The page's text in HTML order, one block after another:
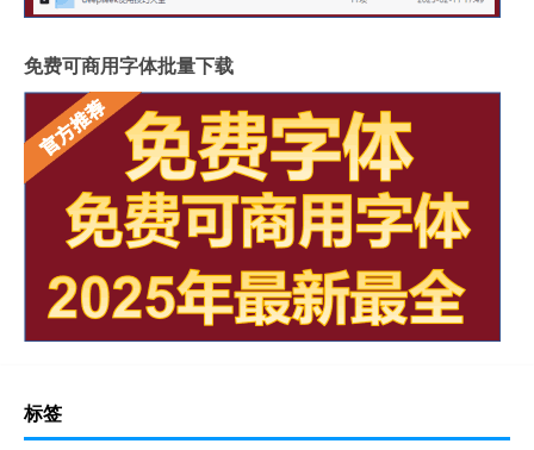
免费可商用字体批量下载
标签